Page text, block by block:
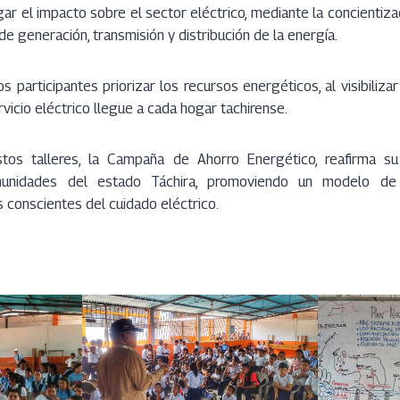
el impacto sobre el sector eléctrico, mediante la
generación, transmisión y distribución de la energía.
participantes priorizar los recursos energéticos, al
eléctrico llegue a cada hogar tachirense.
talleres, la Campaña de Ahorro Energético, reafirma
del estado Táchira, promoviendo un modelo
conscientes del cuidado eléctrico.